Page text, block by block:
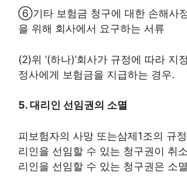
⑥기타 보험금 청구에 대한 손해사
을 위해 회사에서 요구하는 서류
(2)위 ‘(하나)’회사가 규정에 따라 지
정사에게 보험금을 지급하는 경우.
5. 대리인 선임권의 소멸
피보험자의 사망 또는삼제1조의 규
리인을 선임할 수 있는 청구권이 취
리인을 선임할 수 있는 청구권은 소